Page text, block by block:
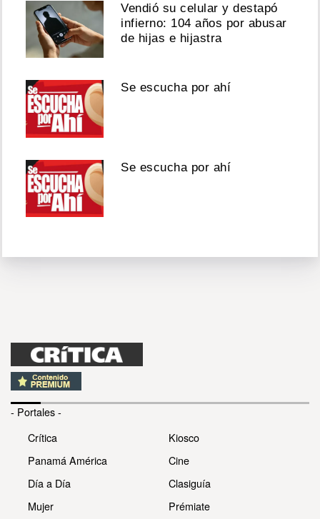
Vendió su celular y destapó
infierno: 104 años por abusar
de hijas e hijastra
Se escucha por ahí
Se escucha por ahí
- Portales -
Crítica
Panamá América
Día a Día
Mujer
Kiosco
Cine
Clasiguía
Prémiate